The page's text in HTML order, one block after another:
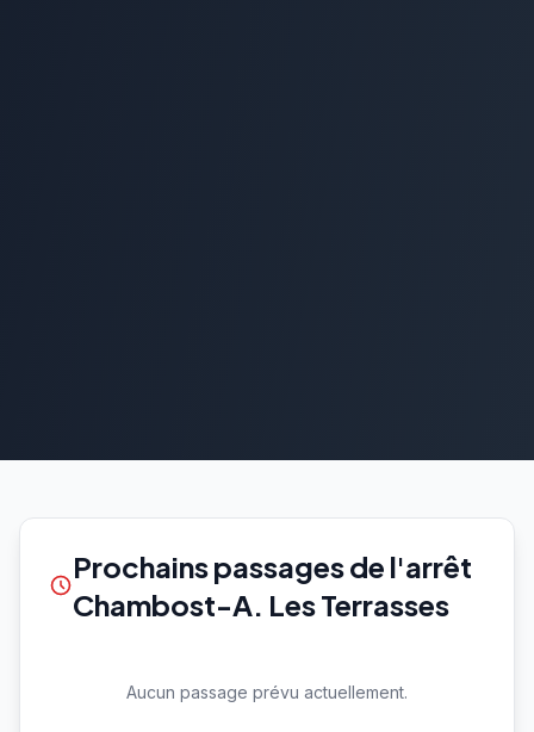
Prochains passages de l'arrêt
Chambost-A. Les Terrasses
Aucun passage prévu actuellement.